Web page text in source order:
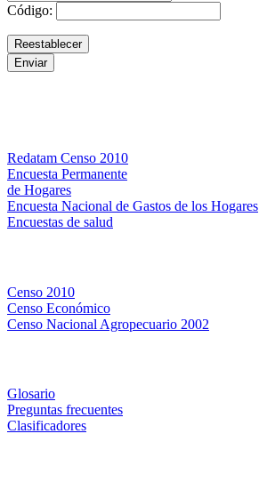
Código:
Redatam Censo 2010
Encuesta Permanente
de Hogares
Encuesta Nacional de Gastos de los Hogares
Encuestas de salud
Censo 2010
Censo Económico
Censo Nacional Agropecuario 2002
Glosario
Preguntas frecuentes
Clasificadores